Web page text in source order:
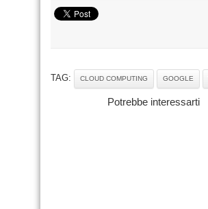
TAG: CLOUD COMPUTING GOOGLE
Potrebbe interessarti